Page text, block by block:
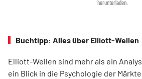
herunterladen.
Buchtipp: Alles über Elliott-Wellen
Elliott-Wellen sind mehr als ein
ein Blick in die Psychologie der